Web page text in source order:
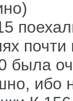
была
ибо